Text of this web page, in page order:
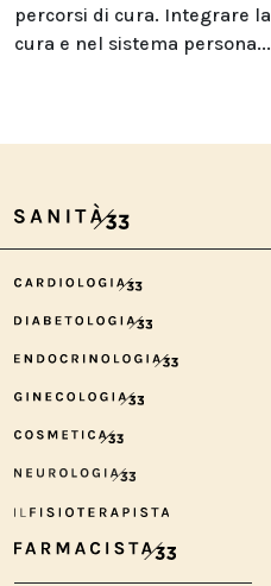
percorsi di cura. Integrare
cura e nel sistema persona...